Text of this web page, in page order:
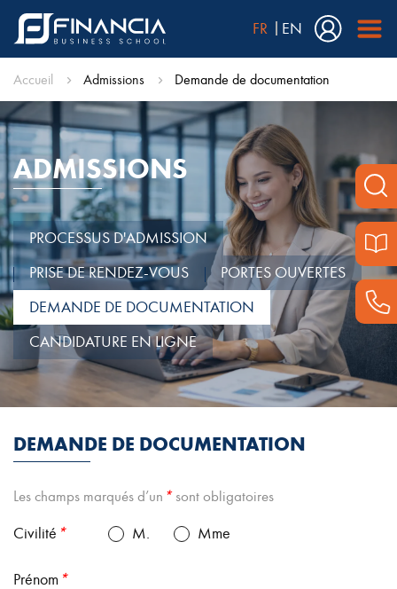
FR EN
Accueil Admissions Demande de documentation
ADMISSIONS
PROCESSUS D'ADMISSION
PRISE DE RENDEZ-VOUS
PORTES OUVERTES
DEMANDE DE DOCUMENTATION
CANDIDATURE EN LIGNE
DEMANDE DE DOCUMENTATION
Les champs marqués d’un *sont obligatoires
Civilité * M. Mme
Prénom *